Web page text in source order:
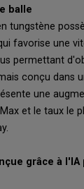
balle
tungstène
favorise une
permettant
conçu dans
une
et le taux le
grâce à l'IA